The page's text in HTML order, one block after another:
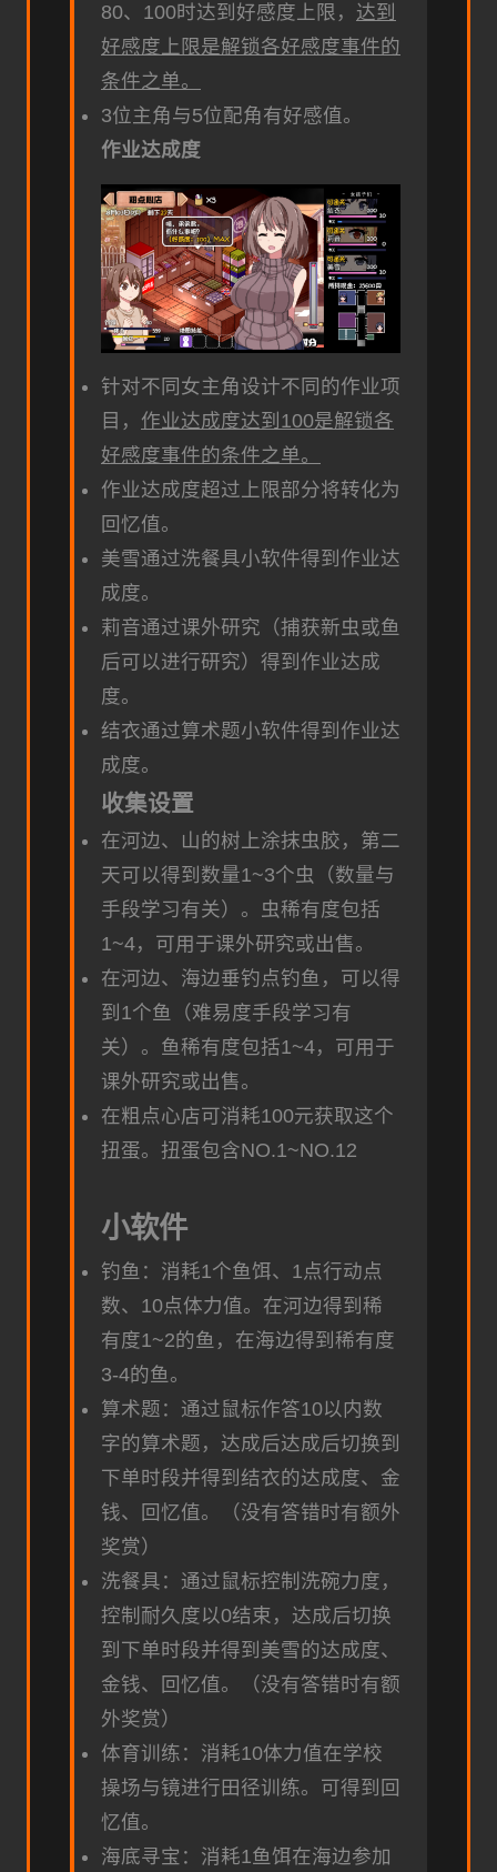
80、100时达到好感度上限， 达到
好感度上限是解锁各好感度事件的
条件之单。
3位主角与5位配角有好感值。
作业达成度
针对不同女主角设计不同的作业项
目， 作业达成度达到100是解锁各
好感度事件的条件之单。
作业达成度超过上限部分将转化为
回忆值。
美雪通过洗餐具小软件得到作业达
成度。
莉音通过课外研究（捕获新虫或鱼
后可以进行研究）得到作业达成
度。
结衣通过算术题小软件得到作业达
成度。
收集设置
在河边、山的树上涂抹虫胶，第二
天可以得到数量1~3个虫（数量与
手段学习有关）。虫稀有度包括
1~4，可用于课外研究或出售。
在河边、海边垂钓点钓鱼，可以得
到1个鱼（难易度手段学习有
关）。鱼稀有度包括1~4，可用于
课外研究或出售。
在粗点心店可消耗100元获取这个
扭蛋。扭蛋包含NO.1~NO.12
小软件
钓鱼：消耗1个鱼饵、1点行动点
数、10点体力值。在河边得到稀
有度1~2的鱼，在海边得到稀有度
3-4的鱼。
算术题：通过鼠标作答10以内数
字的算术题，达成后达成后切换到
下单时段并得到结衣的达成度、金
钱、回忆值。（没有答错时有额外
奖赏）
洗餐具：通过鼠标控制洗碗力度，
控制耐久度以0结束，达成后切换
到下单时段并得到美雪的达成度、
金钱、回忆值。（没有答错时有额
外奖赏）
体育训练：消耗10体力值在学校
操场与镜进行田径训练。可得到回
忆值。
海底寻宝：消耗1鱼饵在海边参加